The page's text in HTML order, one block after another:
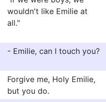
wouldn't like Emilie at
all."
- Emilie, can I touch you?
Forgive me, Holy Emilie,
but you do.